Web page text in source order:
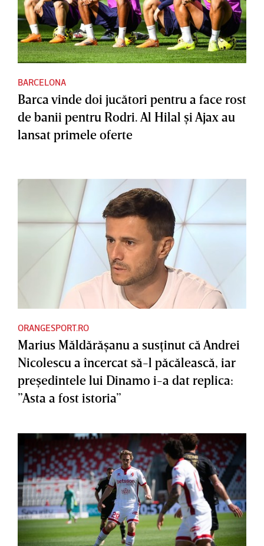
BARCELONA
Barca vinde doi jucători pentru a face rost
de banii pentru Rodri. Al Hilal şi Ajax au
lansat primele oferte
ORANGESPORT.RO
Marius Măldărăşanu a susţinut că Andrei
Nicolescu a încercat să-l păcălească, iar
preşedintele lui Dinamo i-a dat replica:
”Asta a fost istoria”